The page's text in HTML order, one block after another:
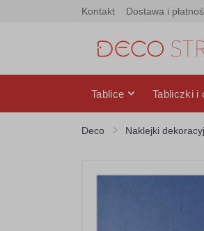
Kontakt Dostawa i
Tablice Tabliczki i
Deco Naklejki